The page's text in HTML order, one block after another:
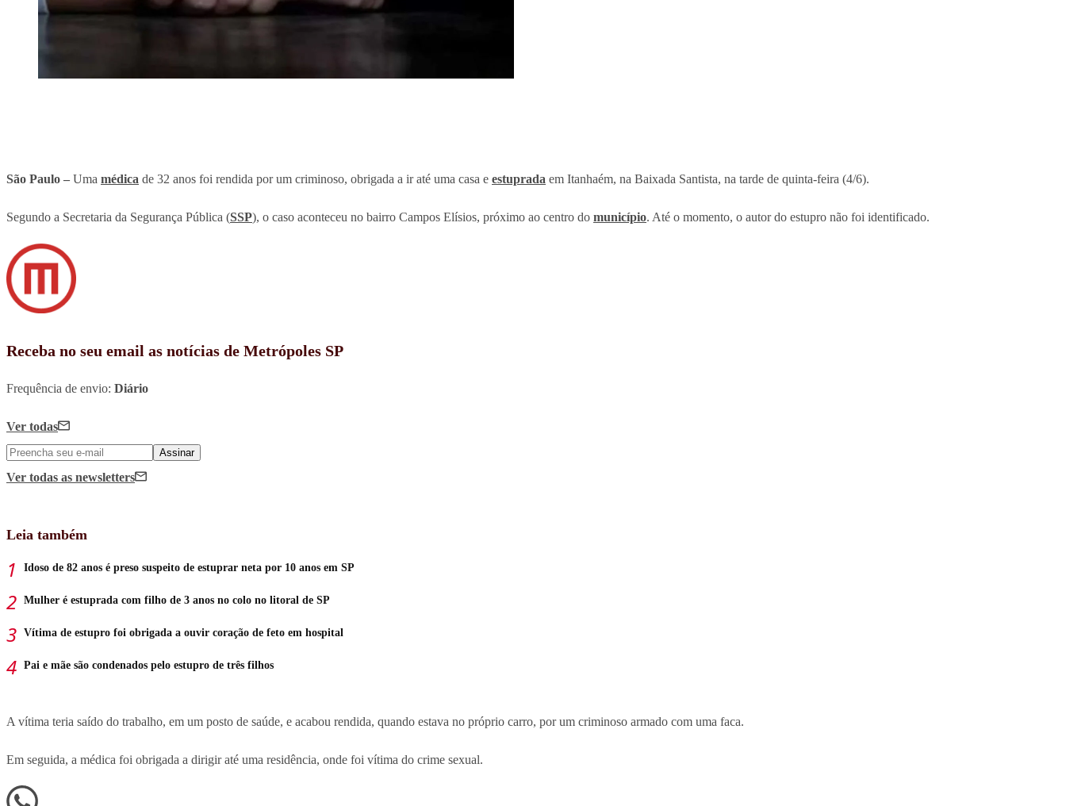
São Paulo – Uma médica de 32 anos foi rendida por um criminoso, obrigada a ir até uma casa e estuprada em Itanhaém, na Baixada Santista, na tarde de quinta-feira (4/6).
Segundo a Secretaria da Segurança Pública (SSP), o caso aconteceu no bairro Campos Elísios, próximo ao centro do município. Até o momento, o autor do estupro não foi identificado.
Receba no seu email as notícias de Metrópoles SP
Frequência de envio: Diário
Ver todas
Assinar
Ver todas as newsletters
Leia também
Idoso de 82 anos é preso suspeito de estuprar neta por 10 anos em SP
Mulher é estuprada com filho de 3 anos no colo no litoral de SP
Vítima de estupro foi obrigada a ouvir coração de feto em hospital
Pai e mãe são condenados pelo estupro de três filhos
A vítima teria saído do trabalho, em um posto de saúde, e acabou rendida, quando estava no próprio carro, por um criminoso armado com uma faca.
Em seguida, a médica foi obrigada a dirigir até uma residência, onde foi vítima do crime sexual.